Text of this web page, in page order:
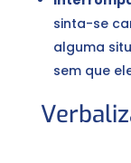
sinta-se
alguma
sem que